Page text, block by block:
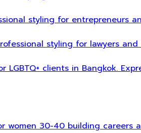
styling for entrepreneurs
styling for lawyers
clients in Bangkok.
women 30-40 building careers